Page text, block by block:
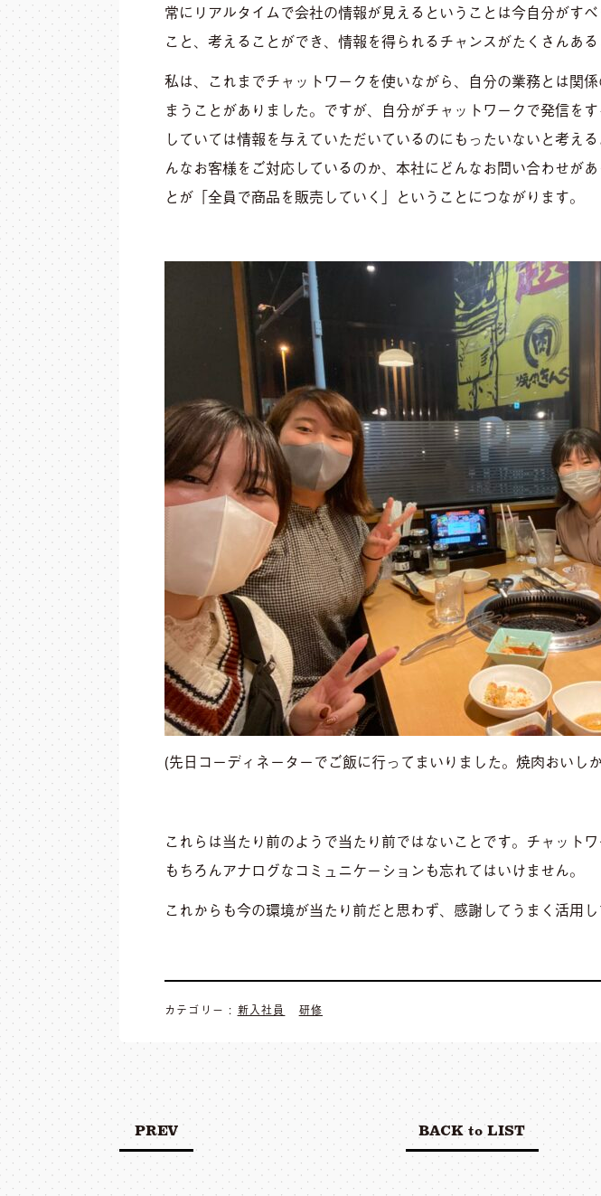
常にリアルタイムで会社の情報が見えるということは今自分がす
こと、考えることができ、情報を得られるチャンスがたくさんある
私は、これまでチャットワークを使いながら、自分の業務とは関
まうことがありました。ですが、自分がチャットワークで発信を
していては情報を与えていただいているのにもったいないと考え
んなお客様をご対応しているのか、本社にどんなお問い合わせが
とが「全員で商品を販売していく」ということにつながります。
(先日コーディネーターでご飯に行ってまいりました。焼肉おいし
これらは当たり前のようで当たり前ではないことです。チャットワ
もちろんアナログなコミュニケーションも忘れてはいけません。
これからも今の環境が当たり前だと思わず、感謝してうまく活用し
カテゴリー : 新入社員 研修
PREV BACK to LIST